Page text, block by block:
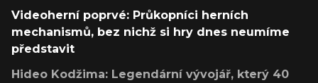
Videoherní poprvé: Průkopníci herních
mechanismů, bez nichž si hry dnes neumíme
představit
Hideo Kodžima: Legendární vývojář, který 40